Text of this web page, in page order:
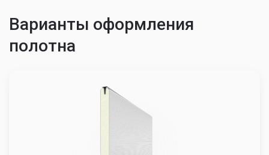
200598
4500
207863
Варианты оформления
полотна